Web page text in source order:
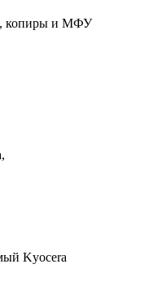
копиры и МФУ
Kyocera